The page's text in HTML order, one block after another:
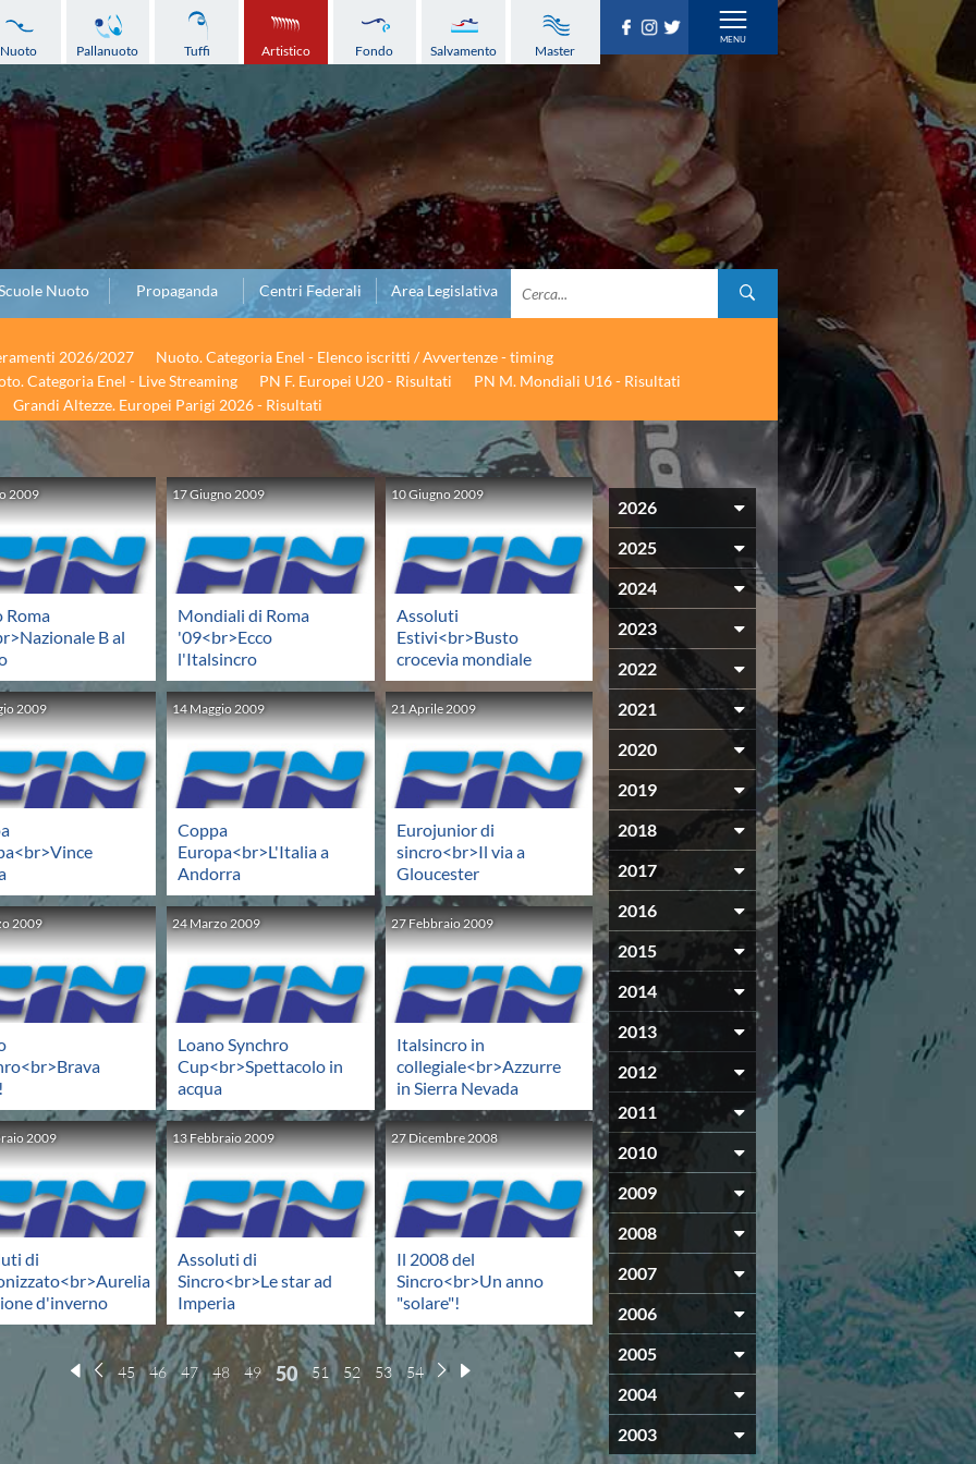
Nuoto Pallanuoto Tuffi Artistico Fondo Salvamento Master
Nuoto Propaganda Centri Federali Area Legislativa
2026/2027
Nuoto. Categoria Enel - Elenco iscritti / Avvertenze - timing
Categoria Enel - Live Streaming PN F. Europei U20 - Risultati
PN M. Mondiali U16 - Risultati
Grandi Altezze. Europei Parigi 2026 - Risultati
2009
Roma
B al
17Giugno2009
Mondiali di Roma
'09<br>Ecco
l'Italsincro
10Giugno2009
Assoluti
Estivi<br>Busto
crocevia mondiale
2009 14 Maggio 2009
Coppa
Europa<br>L'Italia a
Andorra
21 Aprile 2009
Eurojunior di
sincro<br>Il via a
Gloucester
2009 24 Marzo 2009
Loano Synchro
Cup<br>Spettacolo in
acqua
27Febbraio 2009
Italsincro in
collegiale<br>Azzurre
in Sierra Nevada
2009
di
d'inverno
13 Febbraio 2009
Assoluti di
Sincro<br>Le star ad
Imperia
27Dicembre 2008
Il 2008 del
Sincro<br>Un anno
"solare"!
45 46 47 48 49 50 51 52 53 54
2026
2025
2024
2023
2022
2021
2020
2019
2018
2017
2016
2015
2014
2013
2012
2011
2010
2009
2008
2007
2006
2005
2004
2003